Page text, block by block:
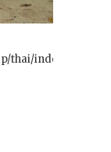
thai/index.html